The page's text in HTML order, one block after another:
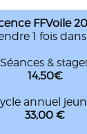
FFVoile
1 fois
Séances &
14,50€
annuel
33,00 €